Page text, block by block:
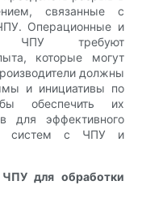
связанные с
Операционные и
ЧПУ требуют
которые могут
должны
и инициативы по
обеспечить их
для эффективного
систем с ЧПУ и
ЧПУ для обработки